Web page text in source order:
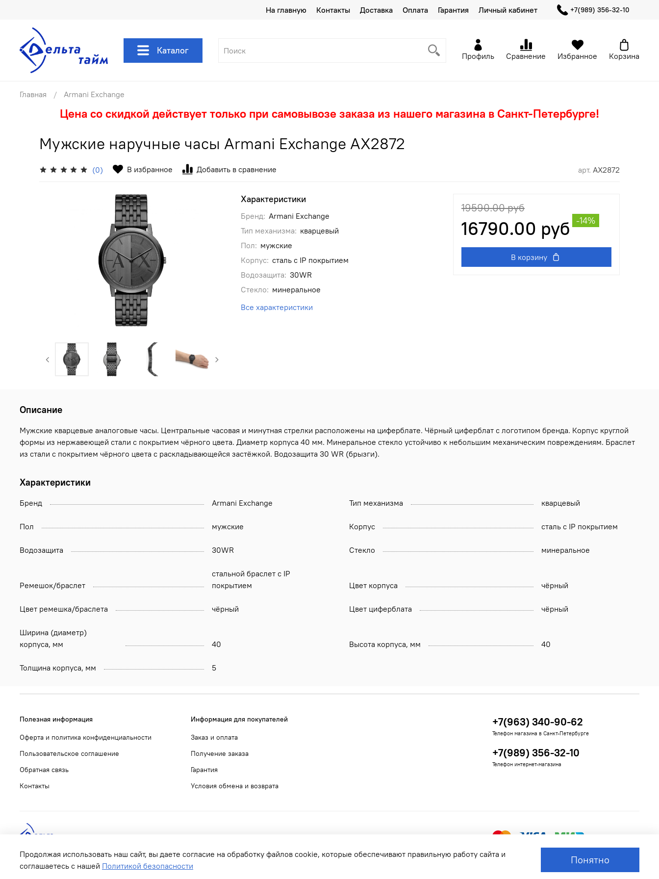
На главную Контакты Доставка Оплата Гарантия Личный кабинет +7(989) 356-32-10
Каталог Профиль Сравнение Избранное Корзина
Главная Armani Exchange
Цена со скидкой действует только при самовывозе заказа из нашего магазина в Санкт-Петербурге!
Мужские наручные часы Armani Exchange AX2872
(0) В избранное Добавить в сравнение арт. AX2872
Характеристики
Бренд: Armani Exchange
Тип механизма: кварцевый
Пол: мужские
Корпус: сталь с IP покрытием
Водозащита: 30WR
Стекло: минеральное
Все характеристики
19590.00 руб
16790.00 руб -14%
В корзину
Описание
Мужские кварцевые аналоговые часы. Центральные часовая и минутная стрелки расположены на циферблате. Чёрный циферблат с логотипом бренда. Корпус круглой
формы из нержавеющей стали с покрытием чёрного цвета. Диаметр корпуса 40 мм. Минеральное стекло устойчиво к небольшим механическим повреждениям. Браслет
из стали с покрытием чёрного цвета с раскладывающейся застёжкой. Водозащита 30 WR (брызги).
Характеристики
Бренд Armani Exchange Тип механизма кварцевый
Пол мужские Корпус сталь с IP покрытием
Водозащита 30WR Стекло минеральное
Ремешок/браслет
стальной браслет с IP
покрытием
Цвет корпуса чёрный
Цвет ремешка/браслета чёрный Цвет циферблата чёрный
Ширина (диаметр)
корпуса, мм
40 Высота корпуса, мм 40
Толщина корпуса, мм 5
Полезная информация
Оферта и политика конфиденциальности
Пользовательское соглашение
Обратная связь
Контакты
Информация для покупателей
Заказ и оплата
Получение заказа
Гарантия
Условия обмена и возврата
+7(963) 340-90-62
Телефон магазина в Санкт-Петербурге
+7(989) 356-32-10
Телефон интернет-магазина
Продолжая использовать наш сайт, вы даете согласие на обработку файлов cookie, которые обеспечивают правильную работу сайта и
соглашаетесь с нашей Политикой безопасности Понятно